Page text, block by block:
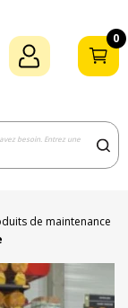
0
de maintenance